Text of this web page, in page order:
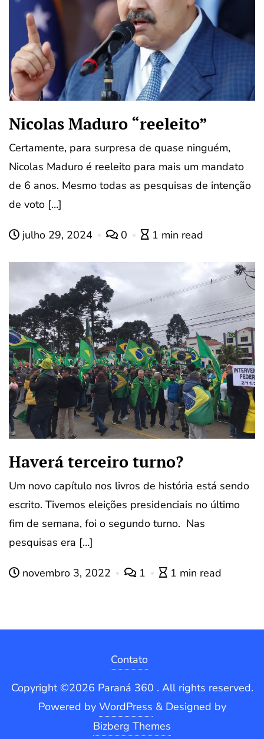
Nicolas Maduro “reeleito”
Certamente, para surpresa de quase ninguém,
Nicolas Maduro é reeleito para mais um mandato
de 6 anos. Mesmo todas as pesquisas de intenção
de voto […]
julho 29, 2024 0 1 min read
Haverá terceiro turno?
Um novo capítulo nos livros de história está sendo
escrito. Tivemos eleições presidenciais no último
fim de semana, foi o segundo turno. Nas
pesquisas era […]
novembro 3, 2022 1 1 min read
Contato
Copyright ©2026 Paraná 360 . All rights reserved.
Powered by WordPress & Designed by
Bizberg Themes